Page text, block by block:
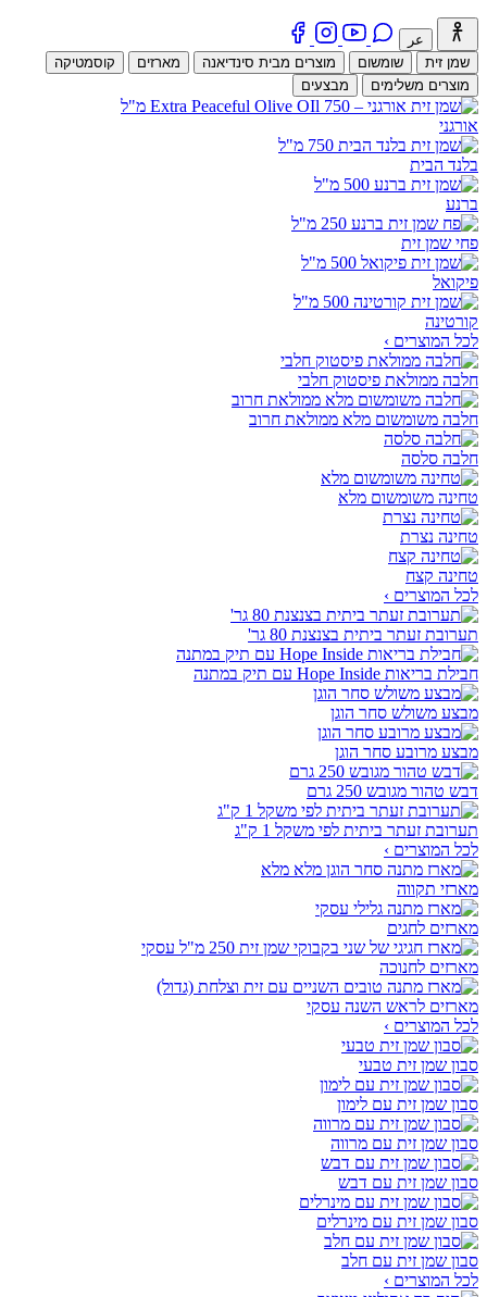
عر
שמן זית
שומשום מוצרים מבית סינדיאנה מארזים
קוסמטיקה
מוצרים משלימים
מבצעים
אורגני
בלנד הבית
ברנע
פחי שמן זית
פיקואל
קורטינה
לכל המוצרים ›
חלבה ממולאת פיסטוק חלבי
חלבה משומשום מלא ממולאת חרוב
חלבה סלסה
טחינה משומשום מלא
טחינה נצרת
טחינה קצח
לכל המוצרים ›
תערובת זעתר ביתית בצנצנת 80 גר'
חבילת בריאות Hope Inside עם תיק במתנה
מבצע משולש סחר הוגן
מבצע מרובע סחר הוגן
דבש טהור מגובש 250 גרם
תערובת זעתר ביתית לפי משקל 1 ק"ג
לכל המוצרים ›
מארזי תקווה
מארזים לחגים
מארזים לחנוכה
מארזים לראש השנה עסקי
לכל המוצרים ›
סבון שמן זית טבעי
סבון שמן זית עם לימון
סבון שמן זית עם מרווה
סבון שמן זית עם דבש
סבון שמן זית עם מינרלים
סבון שמן זית עם חלב
לכל המוצרים ›